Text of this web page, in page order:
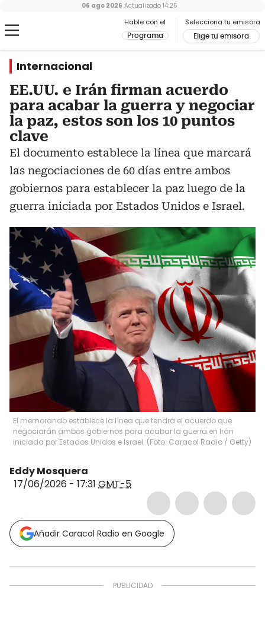
Hable con el
Programa
Selecciona tu emisora
Elige tu emisora
06 ago 2026 Actualizado 14:25
Internacional
EE.UU. e Irán firman acuerdo
para acabar la guerra y negociar
la paz, estos son los 10 puntos
clave
El documento establece la línea que marcará
las negociaciones de 60 días entre ambos
gobiernos para establecer la paz luego de la
guerra iniciada por Estados Unidos e Israel.
El memorando establece la línea que tendrá el acuerdo que
negociarán ambos gobiernos para acabar la guerra en Irán
iniciada por Estados Unidos e Israel. (Foto: Caracol Radio / Getty)
Eddy Mosquera
17/06/2026 - 17:31 GMT-5
Añadir Caracol Radio en Google